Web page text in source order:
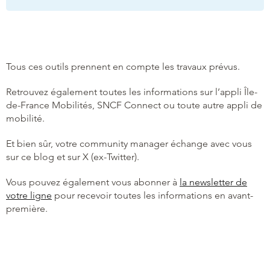
Tous ces outils prennent en compte les travaux prévus.
Retrouvez également toutes les informations sur l’appli Île-
de-France Mobilités, SNCF Connect ou toute autre appli de
mobilité.
Et bien sûr, votre community manager échange avec vous
sur ce blog et sur X (ex-Twitter).
Vous pouvez également vous abonner à la newsletter de
votre ligne pour recevoir toutes les informations en avant-
première.